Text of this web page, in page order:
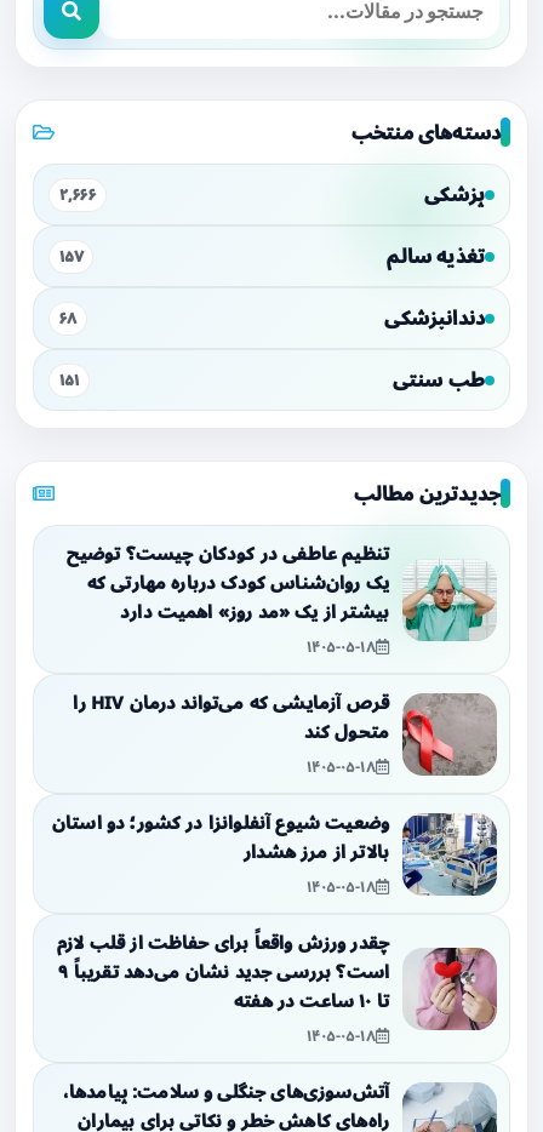
دسته‌های منتخب
پزشکی ۲,۶۶۶
تغذیه سالم ۱۵۷
دندانپزشکی ۶۸
طب سنتی ۱۵۱
جدیدترین مطالب
تنظیم عاطفی در کودکان چیست؟ توضیح
یک روان‌شناس کودک درباره مهارتی که
بیشتر از یک «مد روز» اهمیت دارد
۱۴۰۵-۰۵-۱۸
قرص آزمایشی که می‌تواند درمان HIV را
متحول کند
۱۴۰۵-۰۵-۱۸
وضعیت شیوع آنفلوانزا در کشور؛ دو استان
بالاتر از مرز هشدار
۱۴۰۵-۰۵-۱۸
چقدر ورزش واقعاً برای حفاظت از قلب لازم
است؟ بررسی جدید نشان می‌دهد تقریباً ۹
تا ۱۰ ساعت در هفته
۱۴۰۵-۰۵-۱۸
آتش‌سوزی‌های جنگلی و سلامت: پیامدها،
راه‌های کاهش خطر و نکاتی برای بیماران